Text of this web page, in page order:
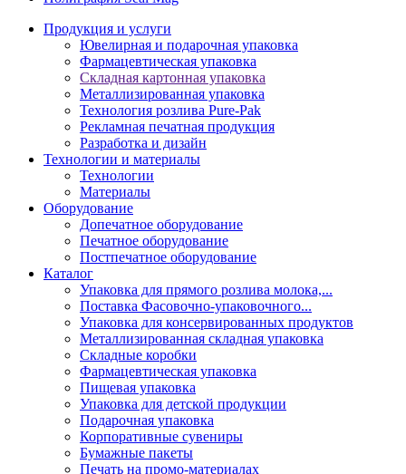
Продукция и услуги
Ювелирная и подарочная упаковка
Фармацевтическая упаковка
Складная картонная упаковка
Металлизированная упаковка
Технология розлива Pure-Pak
Рекламная печатная продукция
Разработка и дизайн
Технологии и материалы
Технологии
Материалы
Оборудование
Допечатное оборудование
Печатное оборудование
Постпечатное оборудование
Каталог
Упаковка для прямого розлива молока,...
Поставка Фасовочно-упаковочного...
Упаковка для консервированных продуктов
Металлизированная складная упаковка
Складные коробки
Фармацевтическая упаковка
Пищевая упаковка
Упаковка для детской продукции
Подарочная упаковка
Корпоративные сувениры
Бумажные пакеты
Печать на промо-материалах